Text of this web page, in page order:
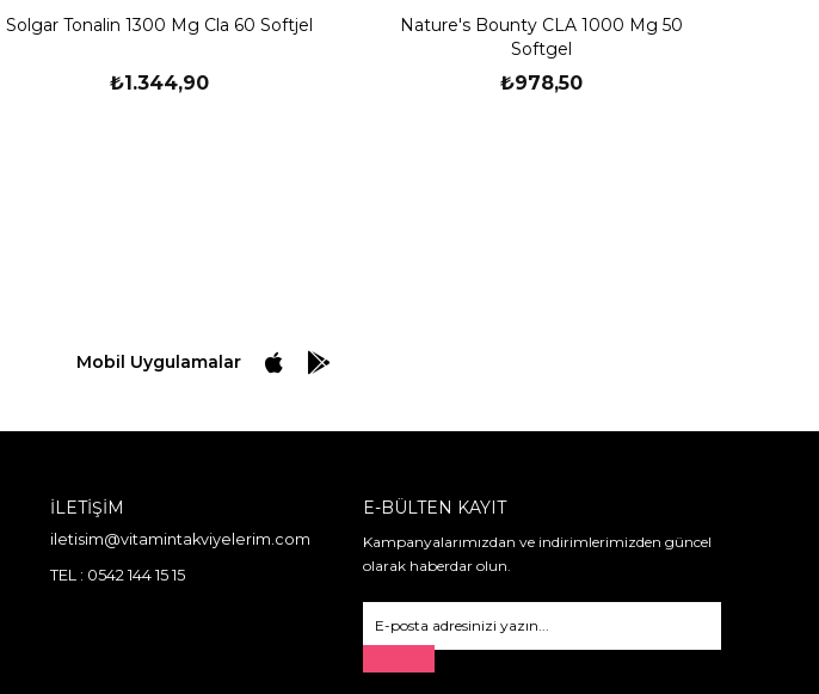
Solgar Tonalin 1300 Mg Cla 60 Softjel
₺1.344,90
Nature's Bounty CLA 1000 Mg 50
Softgel
₺978,50
Mobil Uygulamalar
İLETİŞİM
iletisim@vitamintakviyelerim.com
TEL : 0542 144 15 15
E-BÜLTEN KAYIT
Kampanyalarımızdan ve indirimlerimizden güncel
olarak haberdar olun.